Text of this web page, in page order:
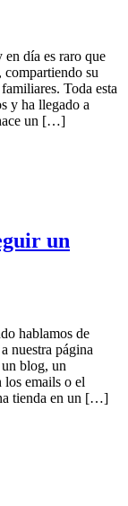
día es raro que
compartiendo su
Toda esta
y ha llegado a
un […]
un
hablamos de
nuestra página
blog, un
los emails o el
tienda en un […]